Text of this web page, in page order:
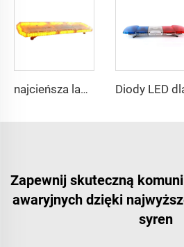
najcieńsza lampka w czerwonym/niebieskim kolorze o szerokim kącie świecenia
Zapewnij skuteczną
awaryjnych dzięki
syren